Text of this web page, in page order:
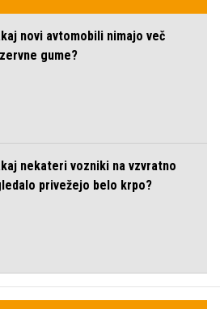
novi avtomobili nimajo več
gume?
nekateri vozniki na vzvratno
privežejo belo krpo?